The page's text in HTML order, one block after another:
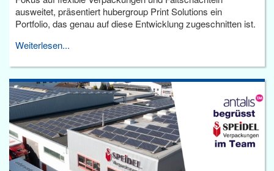
ausweitet, präsentiert hubergroup Print Solutions ein
Portfolio, das genau auf diese Entwicklung zugeschnitten ist.
Weiterlesen...